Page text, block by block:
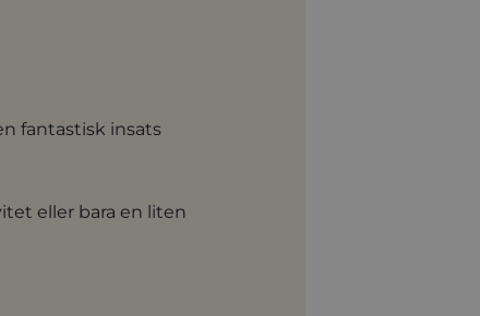
fantastisk insats
eller bara en liten